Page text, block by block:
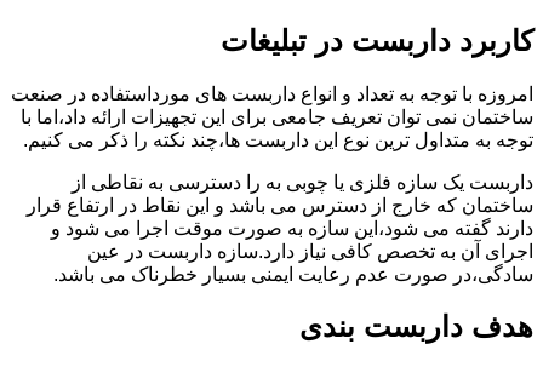
کاربرد داربست در تبلیغات
امروزه با توجه به تعداد و انواع داربست های مورداستفاده در صنعت
ساختمان نمی توان تعریف جامعی برای این تجهیزات ارائه داد،اما با
توجه به متداول ترین نوع این داربست ها،چند نکته را ذکر می کنیم.
داربست یک سازه فلزی یا چوبی به را دسترسی به نقاطی از
ساختمان که خارج از دسترس می باشد و این نقاط در ارتفاع قرار
دارند گفته می شود،این سازه به صورت موقت اجرا می شود و
اجرای آن به تخصص کافی نیاز دارد.سازه داربست در عین
سادگی،در صورت عدم رعایت ایمنی بسیار خطرناک می باشد.
هدف داربست بندی